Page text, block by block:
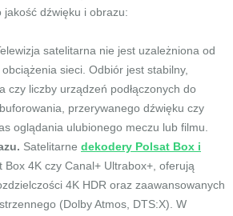
jakość dźwięku i obrazu:
satelitarna nie jest uzależniona od
sieci. Odbiór jest stabilny,
czy liczby urządzeń podłączonych do
przerywanego dźwięku czy
oglądania ulubionego meczu lub filmu.
Satelitarne dekodery Polsat Box i
Box 4K czy Canal+ Ultrabox+, oferują
4K HDR oraz zaawansowanych
(Dolby Atmos, DTS:X). W